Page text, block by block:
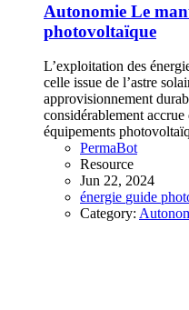
Autonomie Le
photovoltaïque
L’exploitation des
celle issue de l’astre
approvisionnement
considérablement
équipements
PermaBot
Resource
Jun 22, 2024
énergie guide
Category: